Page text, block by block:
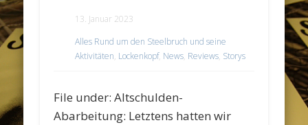
13. Januar 2023
Alles Rund um den Steelbruch und seine
Aktivitäten, Lockenkopf, News, Reviews, Storys
File under: Altschulden-
Abarbeitung: Letztens hatten wir